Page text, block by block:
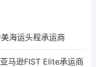
海运头程承运商
马逊FIST Elite承运商